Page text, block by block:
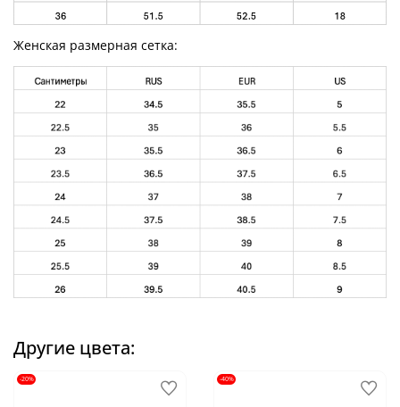
Женская размерная сетка:
Другие цвета:
-20% -40%